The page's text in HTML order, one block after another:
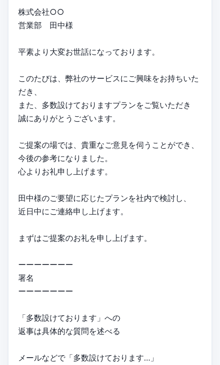
株式会社○○
営業部 田中様
平素より大変お世話になっております。
このたびは、弊社のサービスにご興味をお持ちいた
だき、
また、多数設けておりますプランをご覧いただき
誠にありがとうございます。
ご提案の場では、貴重なご意見を伺うことができ、
今後の参考になりました。
心よりお礼申し上げます。
田中様のご要望に応じたプランを社内で検討し、
近日中にご連絡申し上げます。
まずはご提案のお礼を申し上げます。
ーーーーーーー
署名
ーーーーーーー
「多数設けております」への
返事は具体的な質問を述べる
メールなどで「多数設けております…」